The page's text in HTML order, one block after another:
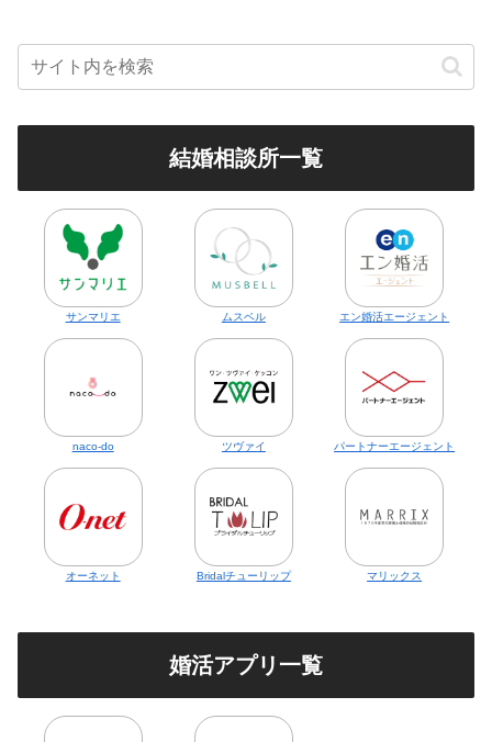
結婚相談所一覧
サンマリエ ムスベル エン婚活エージェント
naco-do ツヴァイ パートナーエージェント
オーネット Bridalチューリップ マリックス
婚活アプリ一覧